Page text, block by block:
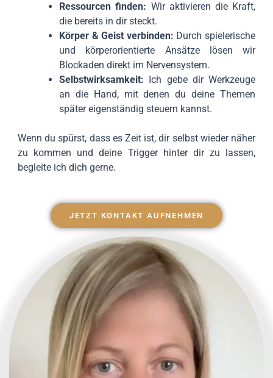
Ressourcen finden: Wir aktivieren die Kraft,
die bereits in dir steckt.
Körper & Geist verbinden: Durch spielerische
und körperorientierte Ansätze lösen wir
Blockaden direkt im Nervensystem.
Selbstwirksamkeit: Ich gebe dir Werkzeuge
an die Hand, mit denen du deine Themen
später eigenständig steuern kannst.
Wenn du spürst, dass es Zeit ist, dir selbst wieder näher
zu kommen und deine Trigger hinter dir zu lassen,
begleite ich dich gerne.
JETZT KONTAKT AUFNEHMEN